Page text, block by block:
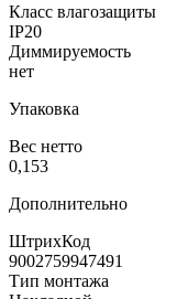
Класс влагозащиты
IP20
Диммируемость
нет
Упаковка
Вес нетто
0,153
Дополнительно
ШтрихКод
9002759947491
Тип монтажа